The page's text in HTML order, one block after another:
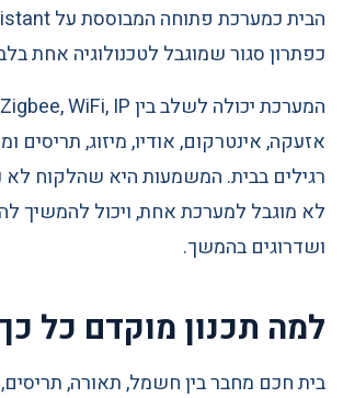
כפתרון סגור שמוגבל לטכנולוגיה אחת
אזעקה, אינטרקום, אודיו, מיזוג, תריסים
רגילים בבית. המשמעות היא שהלקוח לא
לא מוגבל למערכת אחת, ויכול להמשיך
ושדרוגים בהמשך.
למה תכנון מוקדם כל
בית חכם מחבר בין חשמל, תאורה, תריסים,